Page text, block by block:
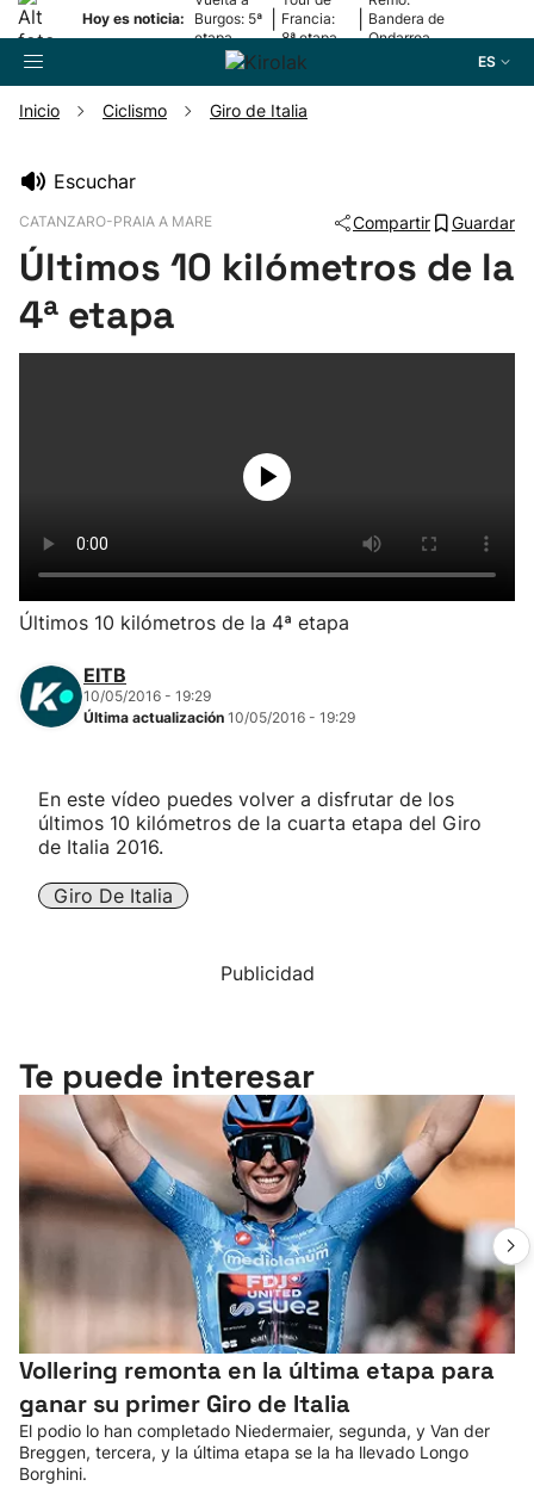
Hoy es noticia:
Burgos: 5ª
etapa
Francia:
8ª etapa
Bandera de
Ondarroa
ES
Pelota
Herri-kirolak
Balonmano
Kirolak 360
Carreras de montaña
Más deportes
Inicio Ciclismo Giro de Italia
Escuchar
CATANZARO-PRAIA A MARE Compartir Guardar
Últimos 10 kilómetros de la
4ª etapa
Últimos 10 kilómetros de la 4ª etapa
EITB
10/05/2016 - 19:29
Última actualización 10/05/2016 - 19:29
En este vídeo puedes volver a disfrutar de los
últimos 10 kilómetros de la cuarta etapa del Giro
de Italia 2016.
Giro De Italia
Publicidad
Te puede interesar
Vollering remonta en la última etapa para
ganar su primer Giro de Italia
El podio lo han completado Niedermaier, segunda, y Van der
Breggen, tercera, y la última etapa se la ha llevado Longo
Borghini.